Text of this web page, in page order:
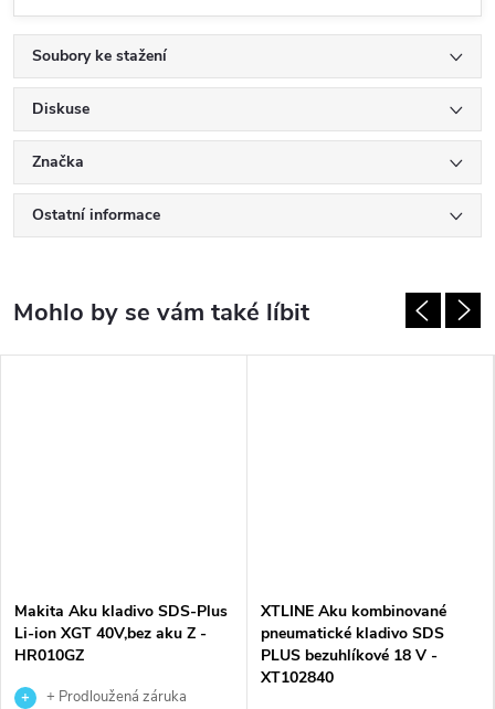
Soubory ke stažení
Diskuse
Značka
Ostatní informace
Makita Aku kladivo SDS-Plus
Li-ion XGT 40V,bez aku Z -
HR010GZ
+ Prodloužená záruka
XTLINE Aku kombinované
pneumatické kladivo SDS
PLUS bezuhlíkové 18 V -
XT102840